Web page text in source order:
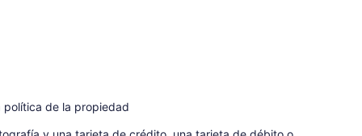
política de la propiedad